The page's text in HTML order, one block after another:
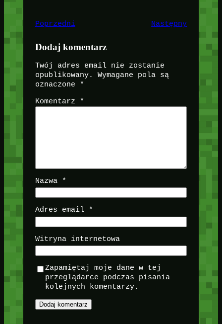
Poprzedni Następny
Dodaj komentarz
Twój adres email nie zostanie
opublikowany.
Wymagane pola są
oznaczone
*
Komentarz *
Nazwa *
Adres email *
Witryna internetowa
Zapamiętaj moje dane w tej
przeglądarce podczas pisania
kolejnych komentarzy.